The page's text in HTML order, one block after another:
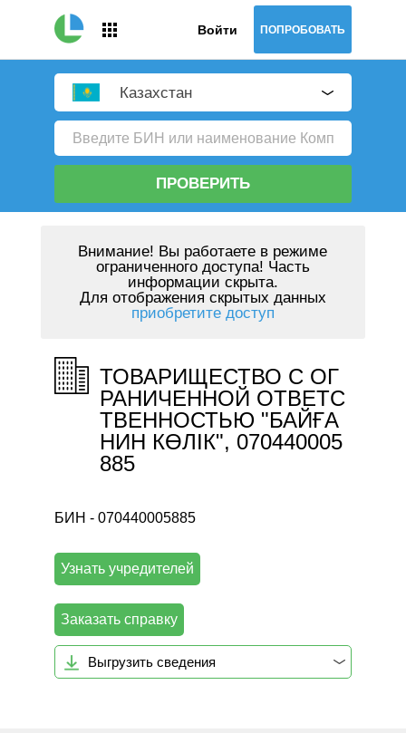
Войти ПОПРОБОВАТЬ
Казахстан
ПРОВЕРИТЬ
Внимание! Вы работаете в режиме
ограниченного доступа! Часть
информации скрыта.
Для отображения скрытых данных
приобретите доступ
ТОВАРИЩЕСТВО С ОГ
РАНИЧЕННОЙ ОТВЕТС
ТВЕННОСТЬЮ "БАЙҒА
НИН КӨЛІК", 070440005
885
БИН - 070440005885
Узнать учредителей
Заказать справку
Выгрузить сведения